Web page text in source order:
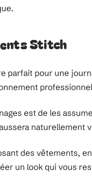
Stitch
parfait pour une
est de les
naturellement
des vêtements,
un look qui vous